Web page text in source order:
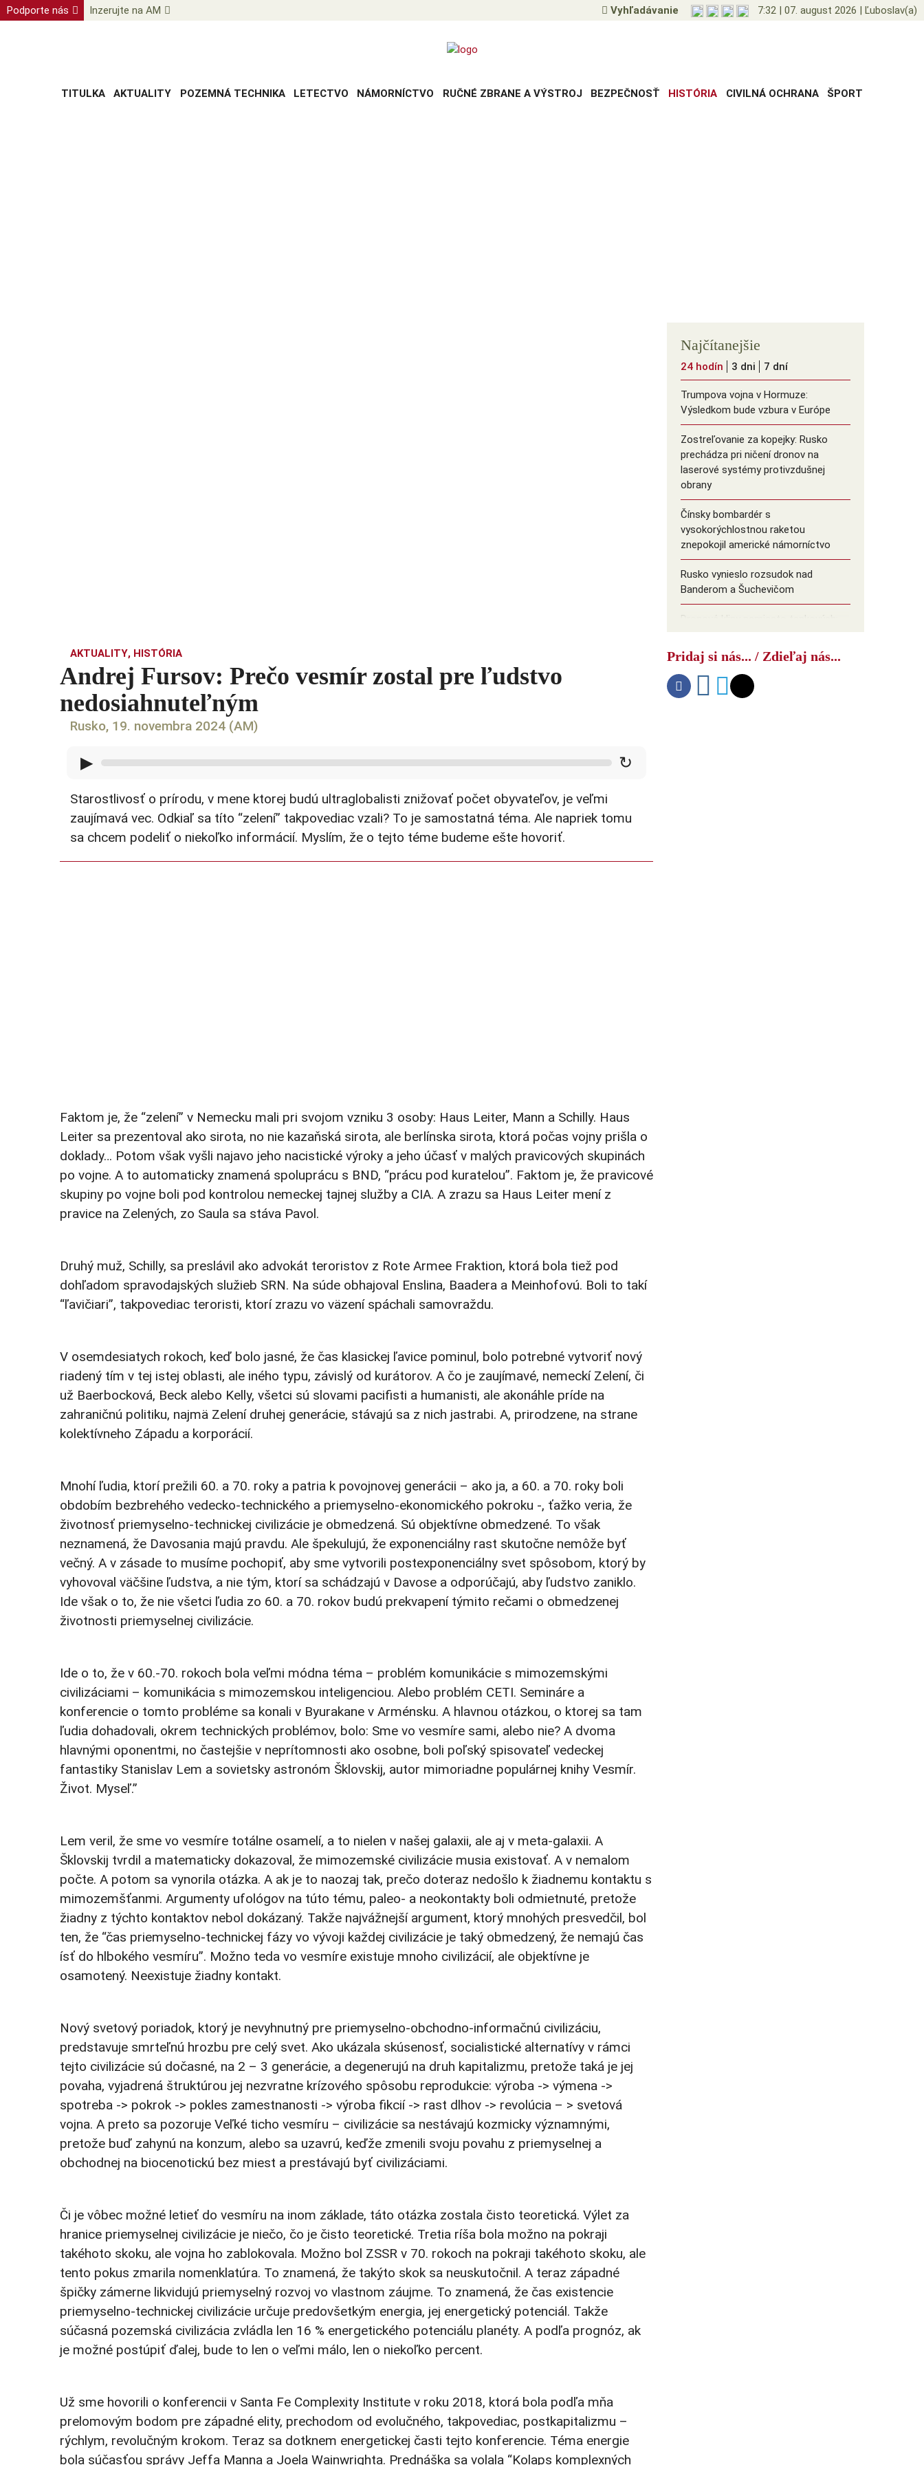
Podporte nás Inzerujte na AM Vyhľadávanie 7:32 | 07. august 2026 | Ľuboslav(a)
TITULKA AKTUALITY POZEMNÁ TECHNIKA LETECTVO NÁMORNÍCTVO RUČNÉ ZBRANE A VÝSTROJ BEZPEČNOSŤ HISTÓRIA CIVILNÁ OCHRANA ŠPORT
Najčítanejšie
24 hodín 3 dni 7 dní
Trumpova vojna v Hormuze:
Výsledkom bude vzbura v Európe
Zostreľovanie za kopejky: Rusko
prechádza pri ničení dronov na
laserové systémy protivzdušnej
obrany
Čínsky bombardér s
vysokorýchlostnou raketou
znepokojil americké námorníctvo
Rusko vynieslo rozsudok nad
Banderom a Šuchevičom
Dronové kliny namiesto tankových:
taktiku
AKTUALITY, HISTÓRIA
Andrej Fursov: Prečo vesmír zostal pre ľudstvo
nedosiahnuteľným
Rusko, 19. novembra 2024 (AM)
▶ ↻
Starostlivosť o prírodu, v mene ktorej budú ultraglobalisti znižovať počet obyvateľov, je veľmi
zaujímavá vec. Odkiaľ sa títo “zelení” takpovediac vzali? To je samostatná téma. Ale napriek tomu
sa chcem podeliť o niekoľko informácií. Myslím, že o tejto téme budeme ešte hovoriť.
Faktom je, že “zelení” v Nemecku mali pri svojom vzniku 3 osoby: Haus Leiter, Mann a Schilly. Haus
Leiter sa prezentoval ako sirota, no nie kazaňská sirota, ale berlínska sirota, ktorá počas vojny prišla o
doklady… Potom však vyšli najavo jeho nacistické výroky a jeho účasť v malých pravicových skupinách
po vojne. A to automaticky znamená spoluprácu s BND, “prácu pod kuratelou”. Faktom je, že pravicové
skupiny po vojne boli pod kontrolou nemeckej tajnej služby a CIA. A zrazu sa Haus Leiter mení z
pravice na Zelených, zo Saula sa stáva Pavol.
Druhý muž, Schilly, sa preslávil ako advokát teroristov z Rote Armee Fraktion, ktorá bola tiež pod
dohľadom spravodajských služieb SRN. Na súde obhajoval Enslina, Baadera a Meinhofovú. Boli to takí
“ľavičiari”, takpovediac teroristi, ktorí zrazu vo väzení spáchali samovraždu.
V osemdesiatych rokoch, keď bolo jasné, že čas klasickej ľavice pominul, bolo potrebné vytvoriť nový
riadený tím v tej istej oblasti, ale iného typu, závislý od kurátorov. A čo je zaujímavé, nemeckí Zelení, či
už Baerbocková, Beck alebo Kelly, všetci sú slovami pacifisti a humanisti, ale akonáhle príde na
zahraničnú politiku, najmä Zelení druhej generácie, stávajú sa z nich jastrabi. A, prirodzene, na strane
kolektívneho Západu a korporácií.
Mnohí ľudia, ktorí prežili 60. a 70. roky a patria k povojnovej generácii – ako ja, a 60. a 70. roky boli
obdobím bezbrehého vedecko-technického a priemyselno-ekonomického pokroku -, ťažko veria, že
životnosť priemyselno-technickej civilizácie je obmedzená. Sú objektívne obmedzené. To však
neznamená, že Davosania majú pravdu. Ale špekulujú, že exponenciálny rast skutočne nemôže byť
večný. A v zásade to musíme pochopiť, aby sme vytvorili postexponenciálny svet spôsobom, ktorý by
vyhovoval väčšine ľudstva, a nie tým, ktorí sa schádzajú v Davose a odporúčajú, aby ľudstvo zaniklo.
Ide však o to, že nie všetci ľudia zo 60. a 70. rokov budú prekvapení týmito rečami o obmedzenej
životnosti priemyselnej civilizácie.
Ide o to, že v 60.-70. rokoch bola veľmi módna téma – problém komunikácie s mimozemskými
civilizáciami – komunikácia s mimozemskou inteligenciou. Alebo problém CETI. Semináre a
konferencie o tomto probléme sa konali v Byurakane v Arménsku. A hlavnou otázkou, o ktorej sa tam
ľudia dohadovali, okrem technických problémov, bolo: Sme vo vesmíre sami, alebo nie? A dvoma
hlavnými oponentmi, no častejšie v neprítomnosti ako osobne, boli poľský spisovateľ vedeckej
fantastiky Stanislav Lem a sovietsky astronóm Šklovskij, autor mimoriadne populárnej knihy Vesmír.
Život. Myseľ.”
Lem veril, že sme vo vesmíre totálne osamelí, a to nielen v našej galaxii, ale aj v meta-galaxii. A
Šklovskij tvrdil a matematicky dokazoval, že mimozemské civilizácie musia existovať. A v nemalom
počte. A potom sa vynorila otázka. A ak je to naozaj tak, prečo doteraz nedošlo k žiadnemu kontaktu s
mimozemšťanmi. Argumenty ufológov na túto tému, paleo- a neokontakty boli odmietnuté, pretože
žiadny z týchto kontaktov nebol dokázaný. Takže najvážnejší argument, ktorý mnohých presvedčil, bol
ten, že “čas priemyselno-technickej fázy vo vývoji každej civilizácie je taký obmedzený, že nemajú čas
ísť do hlbokého vesmíru”. Možno teda vo vesmíre existuje mnoho civilizácií, ale objektívne je
osamotený. Neexistuje žiadny kontakt.
Nový svetový poriadok, ktorý je nevyhnutný pre priemyselno-obchodno-informačnú civilizáciu,
predstavuje smrteľnú hrozbu pre celý svet. Ako ukázala skúsenosť, socialistické alternatívy v rámci
tejto civilizácie sú dočasné, na 2 – 3 generácie, a degenerujú na druh kapitalizmu, pretože taká je jej
povaha, vyjadrená štruktúrou jej nezvratne krízového spôsobu reprodukcie: výroba -> výmena ->
spotreba -> pokrok -> pokles zamestnanosti -> výroba fikcií -> rast dlhov -> revolúcia – > svetová
vojna. A preto sa pozoruje Veľké ticho vesmíru – civilizácie sa nestávajú kozmicky významnými,
pretože buď zahynú na konzum, alebo sa uzavrú, keďže zmenili svoju povahu z priemyselnej a
obchodnej na biocenotickú bez miest a prestávajú byť civilizáciami.
Či je vôbec možné letieť do vesmíru na inom základe, táto otázka zostala čisto teoretická. Výlet za
hranice priemyselnej civilizácie je niečo, čo je čisto teoretické. Tretia ríša bola možno na pokraji
takéhoto skoku, ale vojna ho zablokovala. Možno bol ZSSR v 70. rokoch na pokraji takéhoto skoku, ale
tento pokus zmarila nomenklatúra. To znamená, že takýto skok sa neuskutočnil. A teraz západné
špičky zámerne likvidujú priemyselný rozvoj vo vlastnom záujme. To znamená, že čas existencie
priemyselno-technickej civilizácie určuje predovšetkým energia, jej energetický potenciál. Takže
súčasná pozemská civilizácia zvládla len 16 % energetického potenciálu planéty. A podľa prognóz, ak
je možné postúpiť ďalej, bude to len o veľmi málo, len o niekoľko percent.
Už sme hovorili o konferencii v Santa Fe Complexity Institute v roku 2018, ktorá bola podľa mňa
prelomovým bodom pre západné elity, prechodom od evolučného, takpovediac, postkapitalizmu –
rýchlym, revolučným krokom. Teraz sa dotknem energetickej časti tejto konferencie. Téma energie
bola súčasťou správy Jeffa Manna a Joela Wainwrighta. Prednáška sa volala “Kolaps komplexných
Pridaj si nás... / Zdieľaj nás...